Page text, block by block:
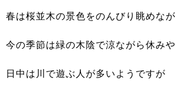
春は桜並木の景色をのんびり眺めな
今の季節は緑の木陰で涼ながら休み
日中は川で遊ぶ人が多いようですが